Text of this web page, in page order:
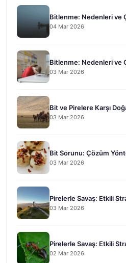
Bitlenme: Nedenleri ve
04 Mar 2026
Bitlenme: Nedenleri ve
03 Mar 2026
Bit ve Pirelere Karşı
03 Mar 2026
Bit Sorunu: Çözüm
03 Mar 2026
Pirelerle Savaş: Etkili
03 Mar 2026
Pirelerle Savaş: Etkili
02 Mar 2026